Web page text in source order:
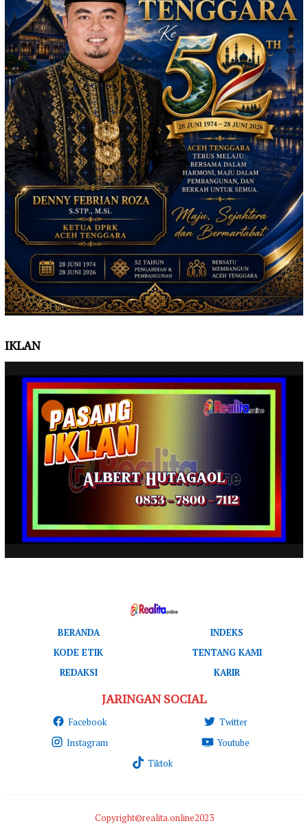
IKLAN
BERANDA
INDEKS
KODE ETIK
TENTANG KAMI
REDAKSI
KARIR
JARINGAN SOCIAL
Facebook
Twitter
Instagram
Youtube
Tiktok
Copyright©realita.online2023